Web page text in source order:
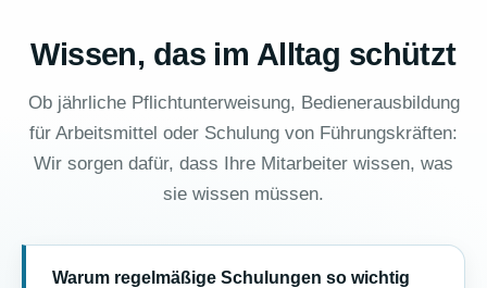
Wissen, das im Alltag schützt
Ob jährliche Pflichtunterweisung, Bedienerausbildung
für Arbeitsmittel oder Schulung von Führungskräften:
Wir sorgen dafür, dass Ihre Mitarbeiter wissen, was
sie wissen müssen.
Warum regelmäßige Schulungen so wichtig